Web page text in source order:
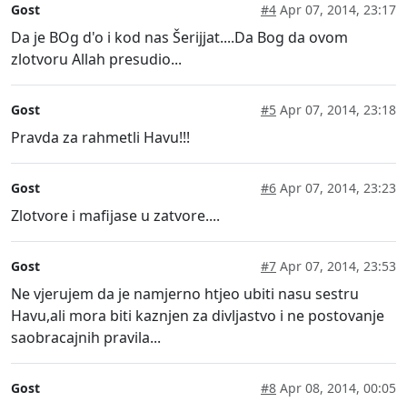
Gost #4 Apr 07, 2014, 23:17
Da je BOg d'o i kod nas Šerijjat....Da Bog da ovom
zlotvoru Allah presudio...
Gost #5 Apr 07, 2014, 23:18
Pravda za rahmetli Havu!!!
Gost #6 Apr 07, 2014, 23:23
Zlotvore i mafijase u zatvore....
Gost #7 Apr 07, 2014, 23:53
Ne vjerujem da je namjerno htjeo ubiti nasu sestru
Havu,ali mora biti kaznjen za divljastvo i ne postovanje
saobracajnih pravila...
Gost #8 Apr 08, 2014, 00:05